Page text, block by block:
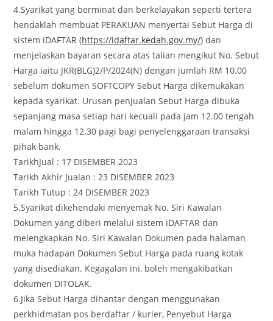
4.Syarikat yang berminat dan berkelayakan seperti tertera
hendaklah membuat PERAKUAN menyertai Sebut Harga di
sistem iDAFTAR (https://idaftar.kedah.gov.my/) dan
menjelaskan bayaran secara atas talian mengikut No. Sebut
Harga iaitu JKR(BLG)2/P/2024(N) dengan jumlah RM 10.00
sebelum dokumen SOFTCOPY Sebut Harga dikemukakan
kepada syarikat. Urusan penjualan Sebut Harga dibuka
sepanjang masa setiap hari kecuali pada jam 12.00 tengah
malam hingga 12.30 pagi bagi penyelenggaraan transaksi
pihak bank.
TarikhJual : 17 DISEMBER 2023
Tarikh Akhir Jualan : 23 DISEMBER 2023
Tarikh Tutup : 24 DISEMBER 2023
5.Syarikat dikehendaki menyemak No. Siri Kawalan
Dokumen yang diberi melalui sistem iDAFTAR dan
melengkapkan No. Siri Kawalan Dokumen pada halaman
muka hadapan Dokumen Sebut Harga pada ruang kotak
yang disediakan. Kegagalan ini, boleh mengakibatkan
dokumen DITOLAK.
6.Jika Sebut Harga dihantar dengan menggunakan
perkhidmatan pos berdaftar / kurier, Penyebut Harga